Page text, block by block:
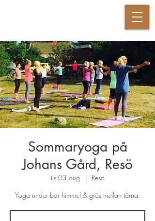
Sommaryoga på
Johans Gård, Resö
tis 03 aug.
  |
Resö
Yoga under bar himmel & gräs mellan tårna.